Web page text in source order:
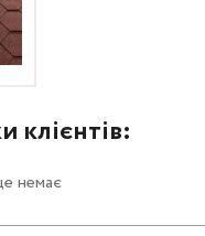
клієнтів:
немає